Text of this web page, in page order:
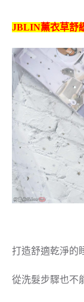
JBLIN薰衣草舒
打造舒適乾淨的
從洗髮步驟也不